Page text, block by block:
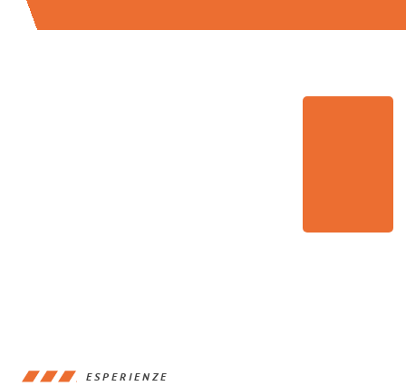
ESPERIENZE